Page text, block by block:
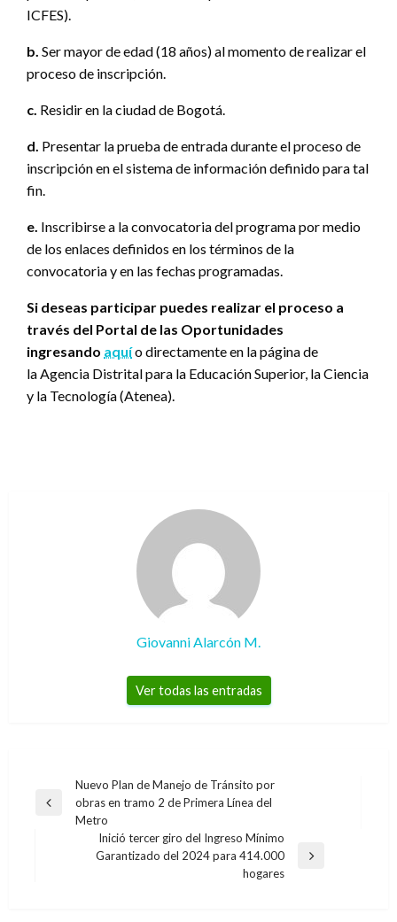
ICFES).
b. Ser mayor de edad (18 años) al momento de realizar el
proceso de inscripción.
c. Residir en la ciudad de Bogotá.
d. Presentar la prueba de entrada durante el proceso de
inscripción en el sistema de información definido para tal
fin.
e. Inscribirse a la convocatoria del programa por medio
de los enlaces definidos en los términos de la
convocatoria y en las fechas programadas.
Si deseas participar puedes realizar el proceso a
través del Portal de las Oportunidades
ingresando aquío directamente en la página de
la Agencia Distrital para la Educación Superior, la Ciencia
y la Tecnología (Atenea).
Giovanni Alarcón M.
Ver todas las entradas
Navegación
de
entradas
Entrada
anterior
Nuevo Plan de Manejo de Tránsito por
obras en tramo 2 de Primera Línea del
Metro
Inició tercer giro del Ingreso Mínimo
Garantizado del 2024 para 414.000
hogares